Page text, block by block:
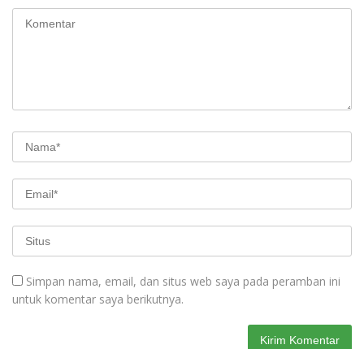
Simpan nama, email, dan situs web saya pada peramban ini
untuk komentar saya berikutnya.